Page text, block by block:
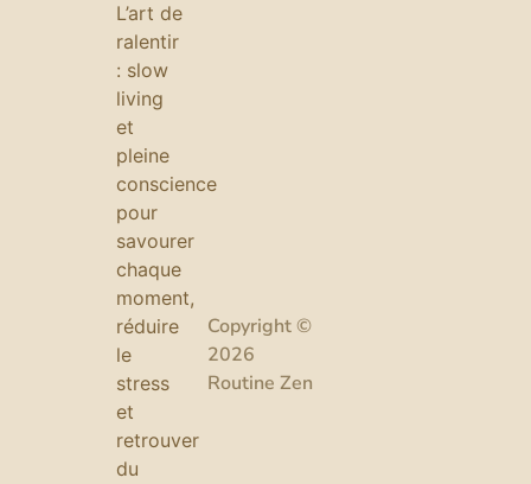
L’art de
ralentir
: slow
living
et
pleine
conscience
pour
savourer
chaque
moment,
réduire
le
stress
et
retrouver
du
Copyright ©
2026
Routine Zen